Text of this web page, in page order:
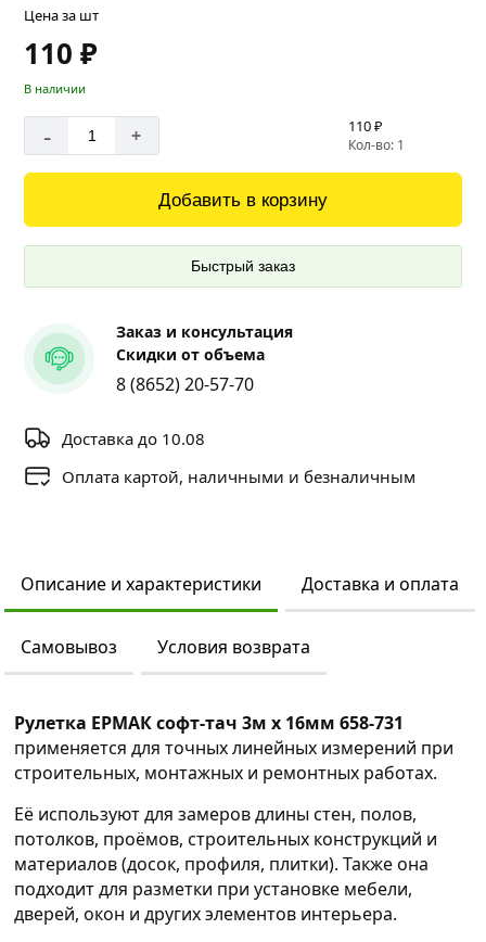
Цена за шт
110 ₽
В наличии
- + 110 ₽
Кол-во: 1
Добавить в корзину
Быстрый заказ
Заказ и консультация
Скидки от объема
8 (8652) 20-57-70
Доставка до 10.08
Оплата картой, наличными и безналичным
Описание и характеристики Доставка и оплата
Самовывоз Условия возврата
Рулетка ЕРМАК софт-тач 3м х 16мм 658-731
применяется для точных линейных измерений при
строительных, монтажных и ремонтных работах.
Её используют для замеров длины стен, полов,
потолков, проёмов, строительных конструкций и
материалов (досок, профиля, плитки). Также она
подходит для разметки при установке мебели,
дверей, окон и других элементов интерьера.